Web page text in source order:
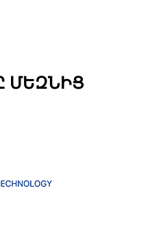
ՄԵԶՆԻՑ